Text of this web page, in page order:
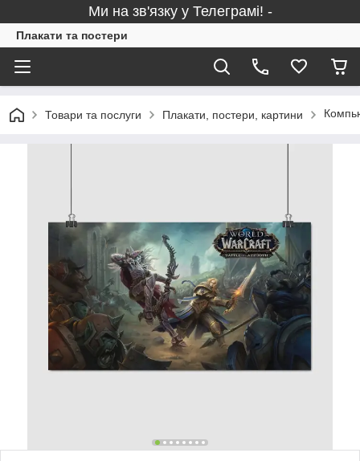
Ми на зв'язку у Телеграмі! -
Плакати та постери
Товари та послуги Плакати, постери, картини